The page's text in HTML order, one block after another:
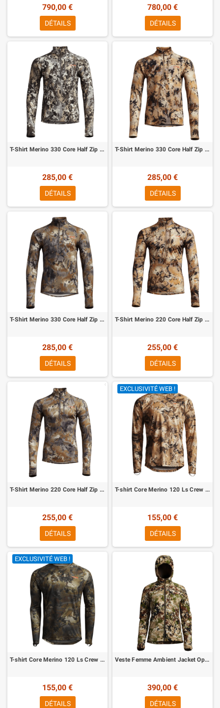
790,00 €
DÉTAILS
780,00 €
DÉTAILS
T-Shirt Merino 330 Core Half Zip Optifade Elevated 2 Sitka
285,00 €
DÉTAILS
T-Shirt Merino 330 Core Half Zip Optifade Waterfowl Sitka
285,00 €
DÉTAILS
T-Shirt Merino 330 Core Half Zip Optifade Timber Sitka
285,00 €
DÉTAILS
T-Shirt Merino 220 Core Half Zip Optifade waterfowl Sitka
255,00 €
DÉTAILS
T-Shirt Merino 220 Core Half Zip Optifade Timber Sitka
255,00 €
DÉTAILS
EXCLUSIVITÉ WEB !
T-shirt Core Merino 120 Ls Crew Optifade Waterfowl Sitka
155,00 €
DÉTAILS
EXCLUSIVITÉ WEB !
T-shirt Core Merino 120 Ls Crew Optifade Timber Sitka
155,00 €
DÉTAILS
Veste Femme Ambient Jacket Optifade Subalpine Sitka
390,00 €
DÉTAILS